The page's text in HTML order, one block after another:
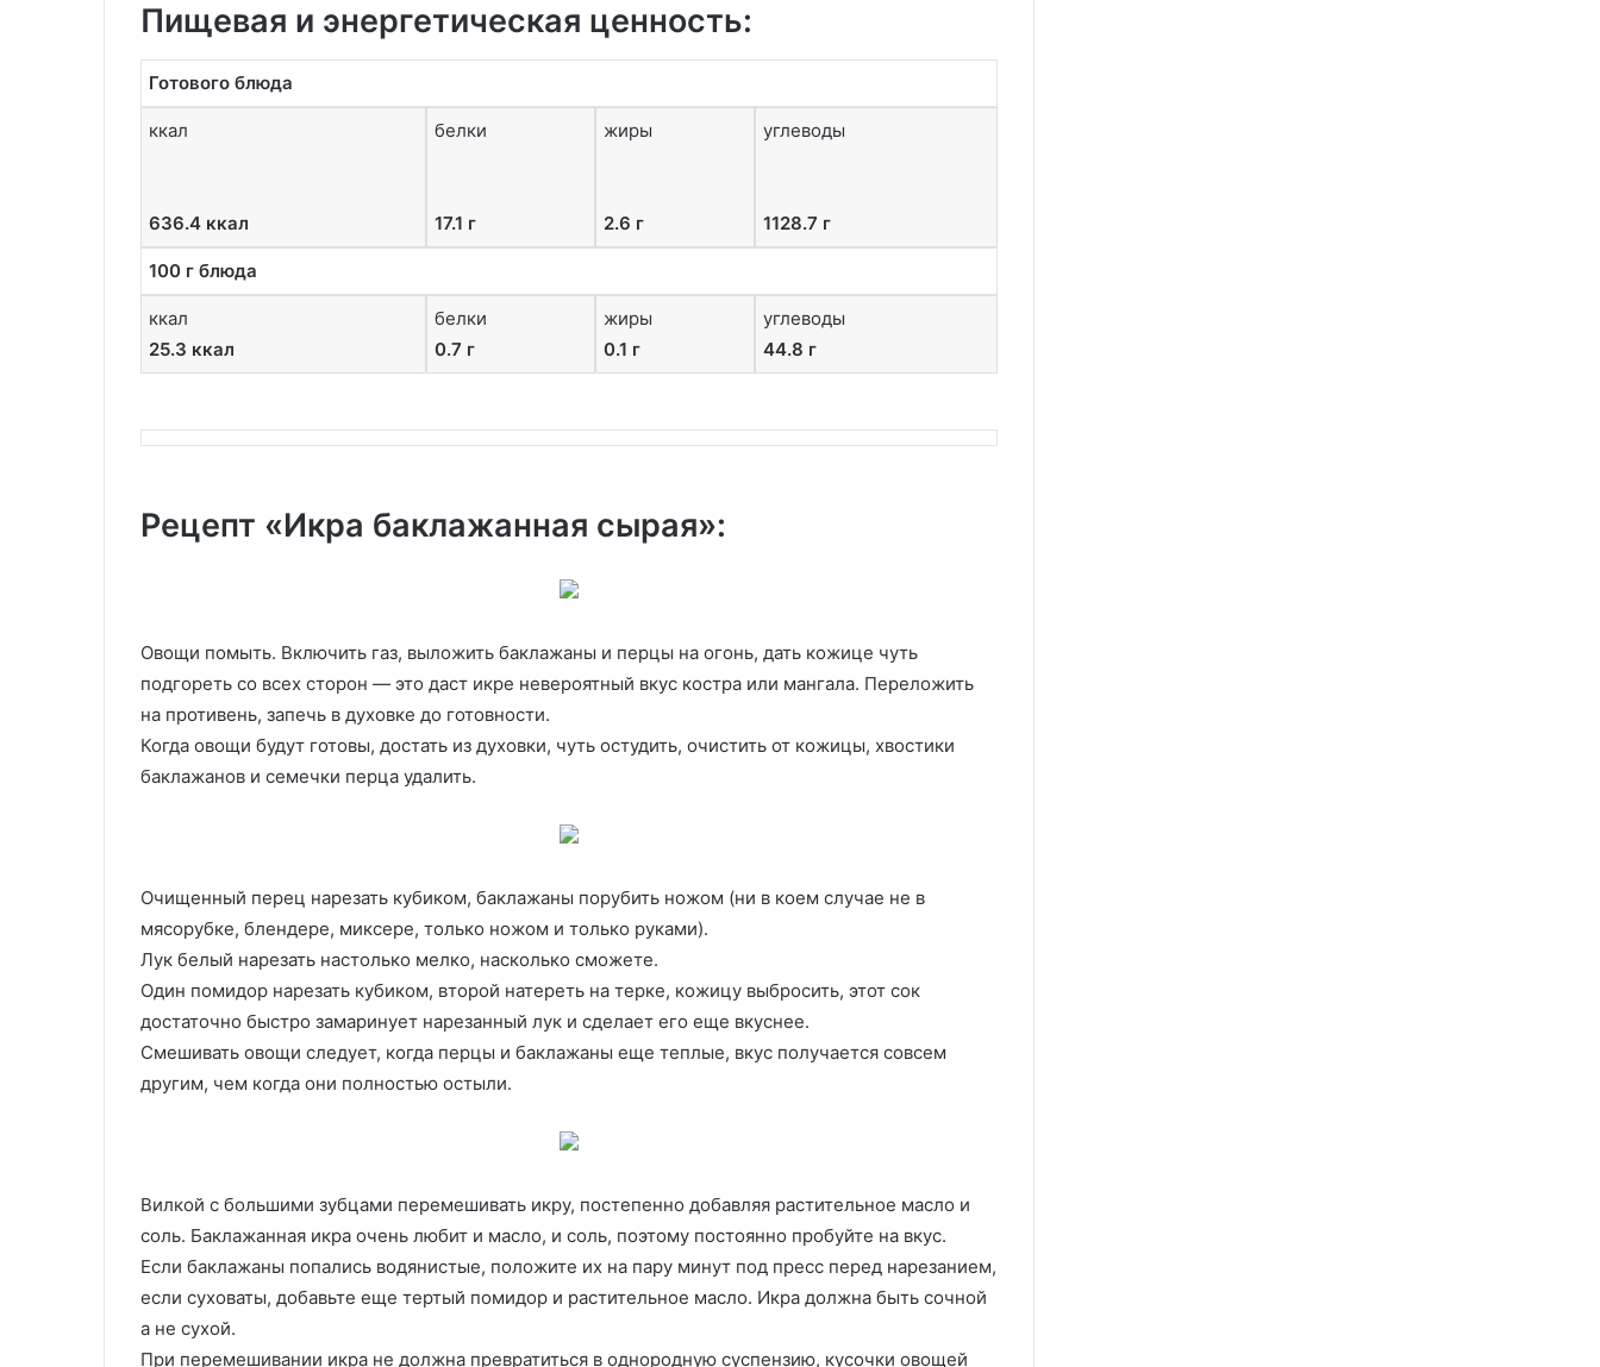
Пищевая и энергетическая ценность:
Готового блюда
ккал
636.4 ккал
белки
17.1 г
жиры
2.6 г
углеводы
1128.7 г
100 г блюда
ккал
25.3 ккал
белки
0.7 г
жиры
0.1 г
углеводы
44.8 г
Рецепт «Икра баклажанная сырая»:
Овощи помыть. Включить газ, выложить баклажаны и перцы на огонь, дать кожице чуть
подгореть со всех сторон — это даст икре невероятный вкус костра или мангала. Переложить
на противень, запечь в духовке до готовности.
Когда овощи будут готовы, достать из духовки, чуть остудить, очистить от кожицы, хвостики
баклажанов и семечки перца удалить.
Очищенный перец нарезать кубиком, баклажаны порубить ножом (ни в коем случае не в
мясорубке, блендере, миксере, только ножом и только руками).
Лук белый нарезать настолько мелко, насколько сможете.
Один помидор нарезать кубиком, второй натереть на терке, кожицу выбросить, этот сок
достаточно быстро замаринует нарезанный лук и сделает его еще вкуснее.
Смешивать овощи следует, когда перцы и баклажаны еще теплые, вкус получается совсем
другим, чем когда они полностью остыли.
Вилкой с большими зубцами перемешивать икру, постепенно добавляя растительное масло и
соль. Баклажанная икра очень любит и масло, и соль, поэтому постоянно пробуйте на вкус.
Если баклажаны попались водянистые, положите их на пару минут под пресс перед нарезанием,
если суховаты, добавьте еще тертый помидор и растительное масло. Икра должна быть сочной
а не сухой.
При перемешивании икра не должна превратиться в однородную суспензию, кусочки овощей